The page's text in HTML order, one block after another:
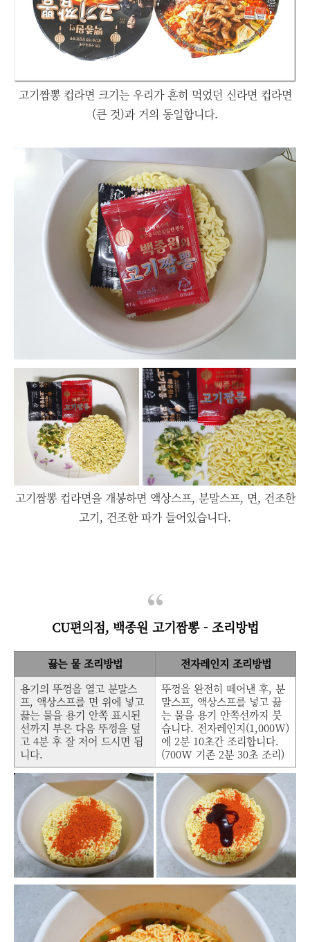
고기짬뽕 컵라면 크기는 우리가 흔히 먹었던 신라면 컵라면
(큰 것)과 거의 동일합니다.
고기짬뽕 컵라면을 개봉하면 액상스프, 분말스프, 면, 건조한
고기, 건조한 파가 들어있습니다.
CU편의점, 백종원 고기짬뽕 - 조리방법
끓는 물 조리방법
전자레인지 조리방법
용기의 뚜껑을 열고 분말스
프, 액상스프를 면 위에 넣고
끓는 물을 용기 안쪽 표시된
선까지 부은 다음 뚜껑을 덮
고 4분 후 잘 저어 드시면 됩
니다.
뚜껑을 완전히 떼어낸 후, 분
말스프, 액상스프를 넣고 끓
는 물을 용기 안쪽선까지 붓
습니다. 전자레인지(1,000W)
에 2분 10초간 조리합니다.
(700W 기존 2분 30초 조리)